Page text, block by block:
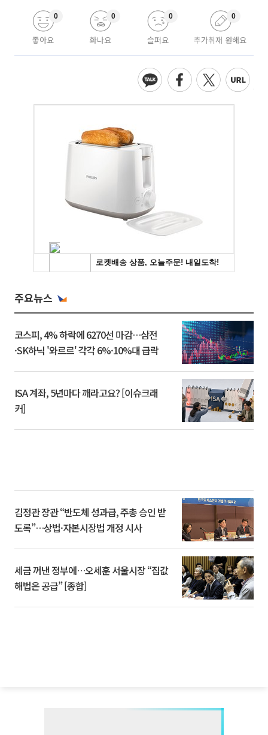
좋아요
0
화나요
0
슬퍼요
0
추가취재 원해요
0
주요뉴스
코스피, 4% 하락에 6270선 마감…삼전
·SK하닉 '와르르' 각각 6%·10%대 급락
ISA 계좌, 5년마다 깨라고요? [이슈크래
커]
김정관 장관 “반도체 성과급, 주총 승인 받
도록”…상법·자본시장법 개정 시사
세금 꺼낸 정부에…오세훈 서울시장 “집값
해법은 공급” [종합]